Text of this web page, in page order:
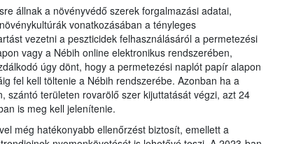
állnak a növényvédő szerek forgalmazási adatai,
vonatkozásában a tényleges
vezetni a peszticidek felhasználásáról a permetezési
vagy a Nébih online elektronikus rendszerében,
úgy dönt, hogy a permetezési naplót papír alapon
fel kell töltenie a Nébih rendszerébe. Azonban ha a
szántó területen rovarölő szer kijuttatását végzi, azt 24
is meg kell jelenítenie.
még hatékonyabb ellenőrzést biztosít, emellett a